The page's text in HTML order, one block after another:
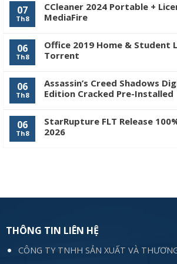
07
Th8
CCleaner 2024 Portable +
MediaFire
06
Th8
Office 2019 Home & Student
Tоrrеnt
06
Th8
Assassin’s Creed Shadows
Edition Cracked Pre-Installed
06
Th8
StarRupture FLT Release
2026
THÔNG TIN LIÊN HỆ
CÔNG TY TNHH SẢN XUẤT VÀ